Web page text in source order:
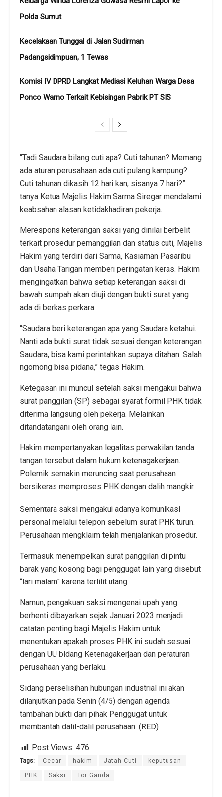
Polda Sumut
Kecelakaan Tunggal di Jalan Sudirman
Padangsidimpuan, 1 Tewas
Komisi IV DPRD Langkat Mediasi Keluhan Warga Desa
Ponco Warno Terkait Kebisingan Pabrik PT SIS
“Tadi Saudara bilang cuti apa? Cuti tahunan? Memang
ada aturan perusahaan ada cuti pulang kampung?
Cuti tahunan dikasih 12 hari kan, sisanya 7 hari?”
tanya Ketua Majelis Hakim Sarma Siregar mendalami
keabsahan alasan ketidakhadiran pekerja.
Merespons keterangan saksi yang dinilai berbelit
terkait prosedur pemanggilan dan status cuti, Majelis
Hakim yang terdiri dari Sarma, Kasiaman Pasaribu
dan Usaha Tarigan memberi peringatan keras. Hakim
mengingatkan bahwa setiap keterangan saksi di
bawah sumpah akan diuji dengan bukti surat yang
ada di berkas perkara.
“Saudara beri keterangan apa yang Saudara ketahui.
Nanti ada bukti surat tidak sesuai dengan keterangan
Saudara, bisa kami perintahkan supaya ditahan. Salah
ngomong bisa pidana,” tegas Hakim.
Ketegasan ini muncul setelah saksi mengakui bahwa
surat panggilan (SP) sebagai syarat formil PHK tidak
diterima langsung oleh pekerja. Melainkan
ditandatangani oleh orang lain.
Hakim mempertanyakan legalitas perwakilan tanda
tangan tersebut dalam hukum ketenagakerjaan.
Polemik semakin meruncing saat perusahaan
bersikeras memproses PHK dengan dalih mangkir.
Sementara saksi mengakui adanya komunikasi
personal melalui telepon sebelum surat PHK turun.
Perusahaan mengklaim telah menjalankan prosedur.
Termasuk menempelkan surat panggilan di pintu
barak yang kosong bagi penggugat lain yang disebut
“lari malam” karena terlilit utang.
Namun, pengakuan saksi mengenai upah yang
berhenti dibayarkan sejak Januari 2023 menjadi
catatan penting bagi Majelis Hakim untuk
menentukan apakah proses PHK ini sudah sesuai
dengan UU bidang Ketenagakerjaan dan peraturan
perusahaan yang berlaku.
Sidang perselisihan hubungan industrial ini akan
dilanjutkan pada Senin (4/5) dengan agenda
tambahan bukti dari pihak Penggugat untuk
membantah dalil-dalil perusahaan. (RED)
Post Views: 476
Tags: Cecar hakim Jatah Cuti keputusan
PHK Saksi Tor Ganda